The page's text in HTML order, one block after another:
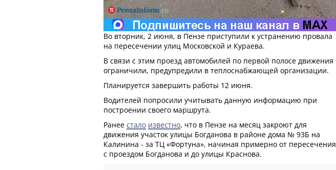
Во вторник, 2 июня, в Пензе приступили к устранению провала
на пересечении улиц Московской и Кураева.
В связи с этим проезд автомобилей по первой полосе движения
ограничили, предупредили в теплоснабжающей организации.
Планируется завершить работы 12 июня.
Водителей попросили учитывать данную информацию при
построении своего маршрута.
Ранее стало известно, что в Пензе на месяц закроют для
движения участок улицы Богданова в районе дома № 93Б на
Калинина - за ТЦ «Фортуна», начиная примерно от пересечения
с проездом Богданова и до улицы Краснова.